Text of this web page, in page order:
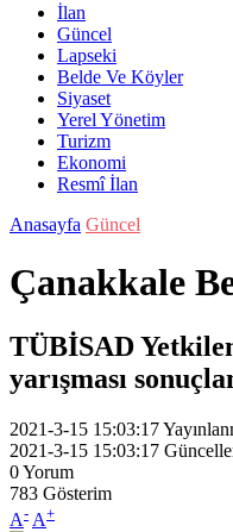
İlan
Güncel
Lapseki
Belde Ve Köyler
Siyaset
Yerel Yönetim
Turizm
Ekonomi
Resmî İlan
Anasayfa Güncel
Çanakkale
TÜBİSAD
yarışması
2021-3-15 15:03:17
2021-3-15 15:03:17
0Yorum
783 Gösterim
A- A+